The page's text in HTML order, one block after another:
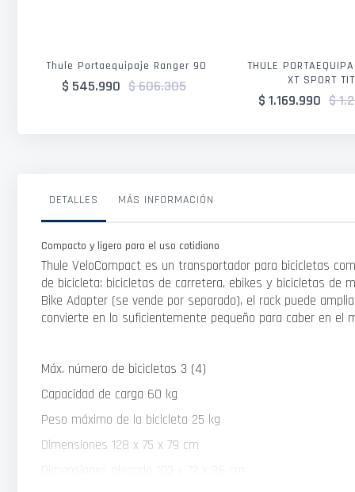
Thule Portaequipaje Ranger 90
$ 545.990 $ 606.305
THULE
XT SPORT
$ 1.169.990 $
DETALLES
Compacto y ligero para el uso cotidiano
Thule VeloCompact es un transportador para bicicletas
de bicicleta: bicicletas de carretera, ebikes y bicicletas de
Bike Adapter (se vende por separado), el rack puede
convierte en lo suficientemente pequeño para caber en el
Máx. número de bicicletas 3 (4)
Capacidad de carga 60 kg
Peso máximo de la bicicleta 25 kg
Dimensiones 128 x 75 x 79 cm
MÁS INFORMACIÓN